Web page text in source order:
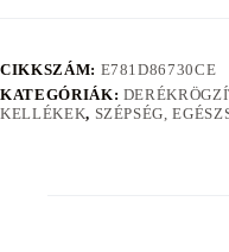
CIKKSZÁM: E781D86730CE
KATEGÓRIÁK:
KELLÉKEK, SZÉPSÉG,